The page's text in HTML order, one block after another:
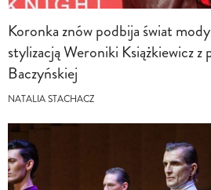
Koronka znów podbija świat
stylizacją Weroniki Książkiewicz z
Baczyńskiej
NATALIA STACHACZ